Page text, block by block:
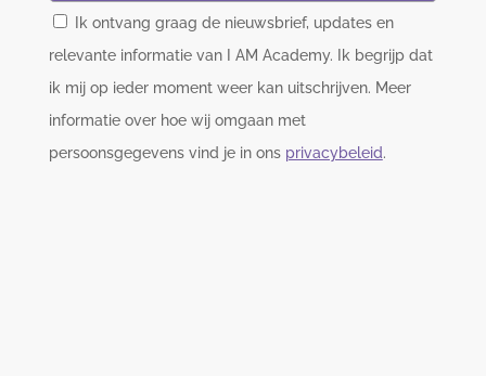
Ik ontvang graag de nieuwsbrief, updates en
relevante informatie van I AM Academy. Ik begrijp dat
ik mij op ieder moment weer kan uitschrijven. Meer
informatie over hoe wij omgaan met
persoonsgegevens vind je in ons privacybeleid.